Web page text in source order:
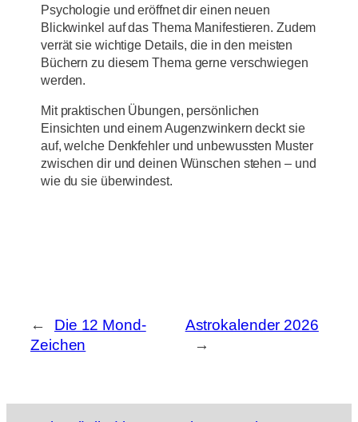
Psychologie und eröffnet dir einen neuen
Blickwinkel auf das Thema Manifestieren. Zudem
verrät sie wichtige Details, die in den meisten
Büchern zu diesem Thema gerne verschwiegen
werden.
Mit praktischen Übungen, persönlichen
Einsichten und einem Augenzwinkern deckt sie
auf, welche Denkfehler und unbewussten Muster
zwischen dir und deinen Wünschen stehen – und
wie du sie überwindest.
←
Die 12 Mond-
Zeichen
Astrokalender 2026
→